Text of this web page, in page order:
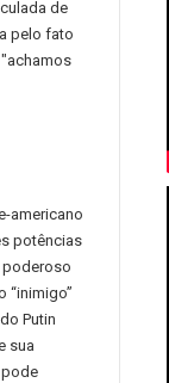
de
pelo fato
americano
potências
poderoso
“inimigo”
Putin
sua